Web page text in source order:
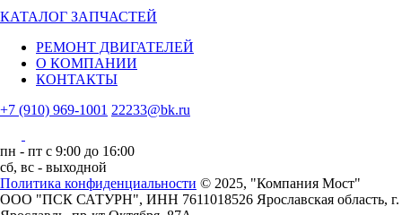
КАТАЛОГ ЗАПЧАСТЕЙ
РЕМОНТ ДВИГАТЕЛЕЙ
О КОМПАНИИ
КОНТАКТЫ
+7 (910) 969-1001 22233@bk.ru
пн - пт с 9:00 до 16:00
сб, вс - выходной
Политика конфиденциальности © 2025, "Компания Мост"
ООО "ПСК САТУРН", ИНН 7611018526 Ярославская область, г.